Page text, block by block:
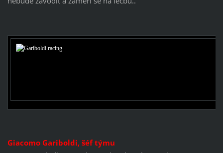
Giacomo Gariboldi, šéf týmu